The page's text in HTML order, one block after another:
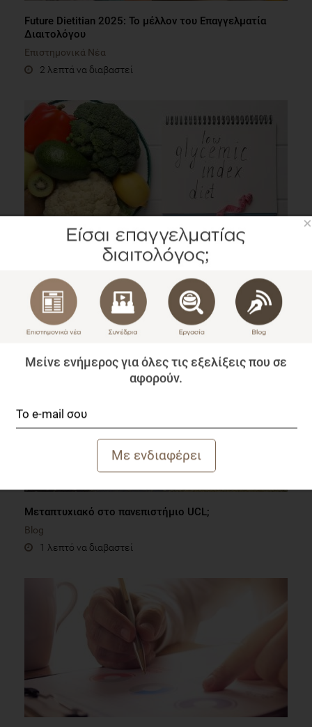
Future Dietitian 2025: Το μέλλον του Επαγγελματία
Διαιτολόγου
Επιστημονικά Νέα
2 λεπτά να διαβαστεί
Φυτική Διατροφή για τον έλεγχο του Γλυκαιμικού
Λιπιδαιμικό Προφίλ στον Διαβήτη τύπου 2
Επιστημονικά Νέα
2 λεπτά να διαβαστεί
Μεταπτυχιακό στο πανεπιστήμιο UCL;
Blog
1 λεπτό να διαβαστεί
×
Μείνε ενήμερος για όλες τις εξελίξεις που σε
αφορούν.